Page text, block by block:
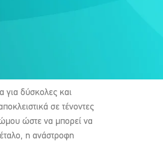
για δύσκολες και
σε τένοντες
ώμου ώστε να μπορεί να
η ανάστροφη